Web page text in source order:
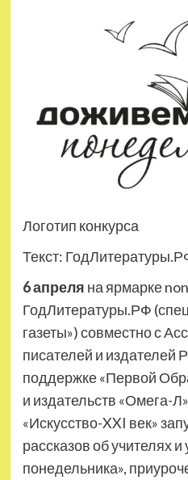
Логотип конкурса
Текст:
6 апреля на ярмарке
ГодЛитературы.РФ
газеты») совместно с
писателей и издателей
поддержке «Первой
и издательств «Омега-
«Искусство-XXI век»
рассказов об учителях
понедельника»,